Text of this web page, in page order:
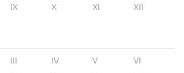
IX X XI XII
III IV V
VI